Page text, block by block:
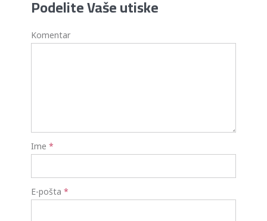
Podelite Vaše utiske
Komentar
Ime *
E-pošta *